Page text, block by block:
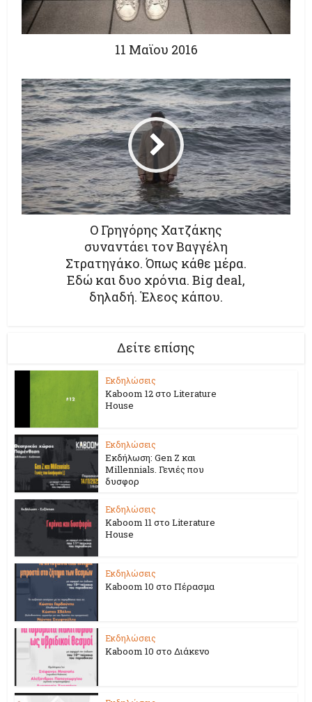
11 Μαϊου 2016
Ο Γρηγόρης Χατζάκης
συναντάει τον Βαγγέλη
Στρατηγάκο. Όπως κάθε μέρα.
Εδώ και δυο χρόνια. Big deal,
δηλαδή. Έλεος κάπου.
Δείτε επίσης
Εκδηλώσεις
Kaboom 12 στο Literature
House
Εκδηλώσεις
Εκδήλωση: Gen Z και
Millennials. Γενιές που
δυσφορ
Εκδηλώσεις
Kaboom 11 στο Literature
House
Εκδηλώσεις
Kaboom 10 στο Πέρασμα
Εκδηλώσεις
Kaboom 10 στο Διάκενο